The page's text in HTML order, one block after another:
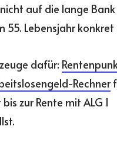
auf die lange Bank
55. Lebensjahr
dafür:
Rechner
zur Rente mit ALG I